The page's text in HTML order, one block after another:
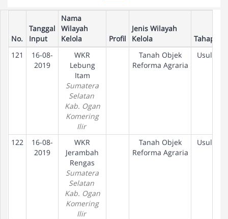
No.
Tanggal
Input
Nama
Wilayah
Kelola
Profil
Jenis Wilayah
Kelola
Tahapan
121
16-08-
2019
WKR
Lebung
Itam
Sumatera
Selatan
Kab. Ogan
Komering
Ilir
Tanah Objek
Reforma Agraria
Usulan
122
16-08-
2019
WKR
Jerambah
Rengas
Sumatera
Selatan
Kab. Ogan
Komering
Ilir
Tanah Objek
Reforma Agraria
Usulan